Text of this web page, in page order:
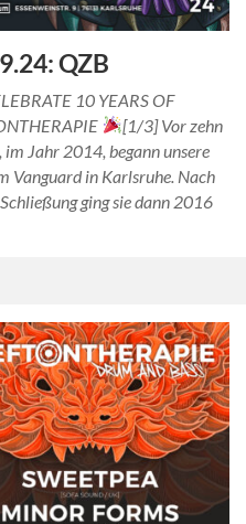
QZB
10 YEARS OF
[1/3] Vor zehn
im Jahr 2014, begann unsere
Vanguard in Karlsruhe. Nach
ging sie dann 2016